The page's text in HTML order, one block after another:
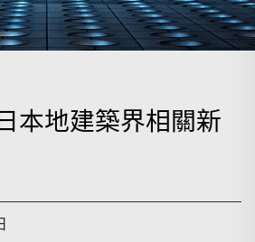
本地建築界相關新